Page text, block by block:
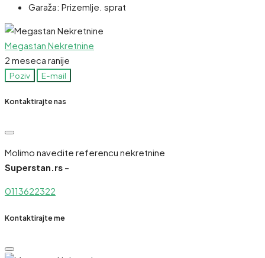
Garaža: Prizemlje. sprat
Megastan Nekretnine
2 meseca ranije
Poziv E-mail
Kontaktirajte nas
Molimo navedite referencu nekretnine
Superstan.rs -
0113622322
Kontaktirajte me